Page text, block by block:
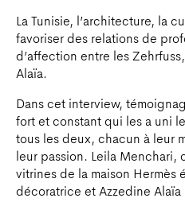
La Tunisie, l’architecture, la
favoriser des relations de
d’affection entre les
Alaïa.
Dans cet interview,
fort et constant qui les a uni
tous les deux, chacun à leur
leur passion. Leila Menchari,
vitrines de la maison Hermès
décoratrice et Azzedine